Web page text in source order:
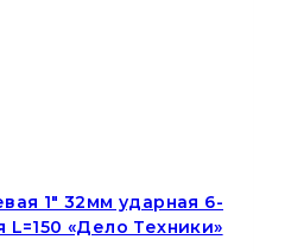
1″ 32мм ударная 6-
L=150 «Дело Техники»